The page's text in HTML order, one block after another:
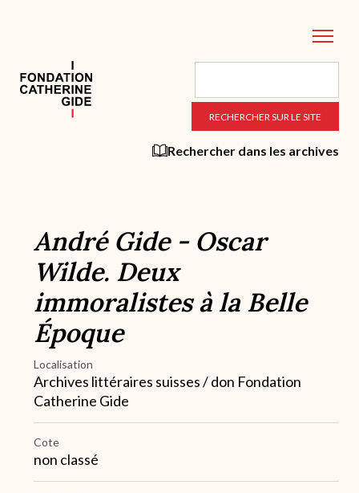
principal
Rechercher dans les archives
André Gide - Oscar
Wilde. Deux
immoralistes à la Belle
Époque
Localisation
Archives littéraires suisses / don Fondation
Catherine Gide
Cote
non classé